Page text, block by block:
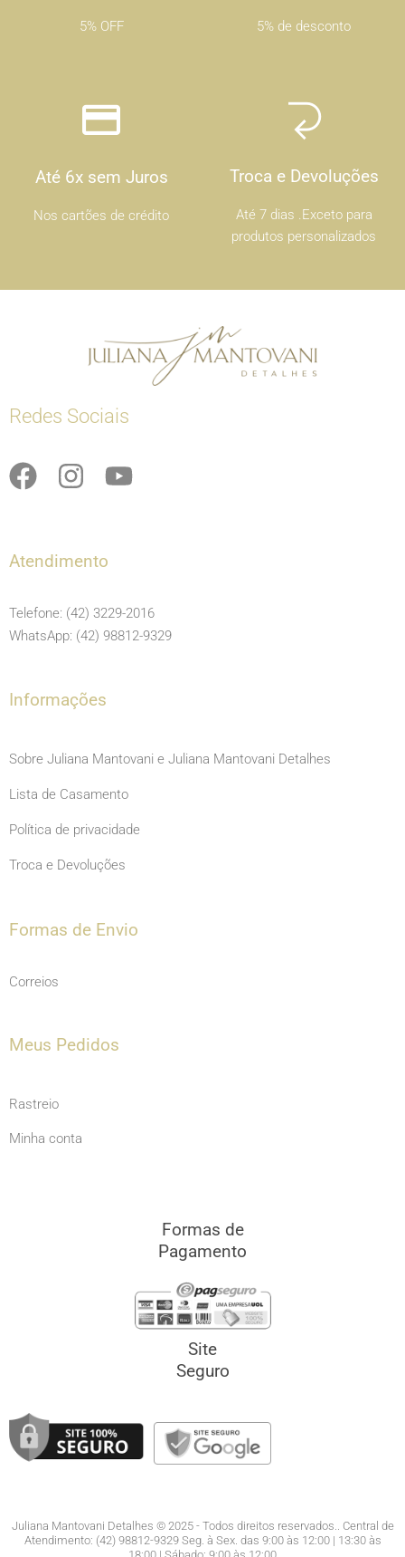
5% OFF 5% de desconto
Até 6x sem Juros
Nos cartões de crédito
Troca e Devoluções
Até 7 dias .Exceto para
produtos personalizados
Redes Sociais
F
e
o
o
I
t
g
r
m
Y
b
e
Atendimento
Telefone: (42) 3229-2016
WhatsApp: (42) 98812-9329
Informações
Sobre Juliana Mantovani e Juliana Mantovani Detalhes
Lista de Casamento
Política de privacidade
Troca e Devoluções
Formas de Envio
Correios
Meus Pedidos
Rastreio
Minha conta
Formas de
Pagamento
Site
Seguro
Juliana Mantovani Detalhes © 2025 - Todos direitos reservados.. Central de
Atendimento: (42) 98812-9329 Seg. à Sex. das 9:00 às 12:00 | 13:30 às